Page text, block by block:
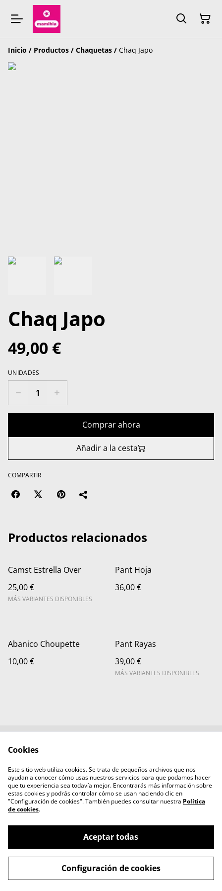
Inicio / Productos / Chaquetas / Chaq Japo
Chaq Japo
49,00 €
UNIDADES
Comprar ahora
Añadir a la cesta
COMPARTIR
Productos relacionados
Camst Estrella Over
25,00 €
MÁS VARIANTES DISPONIBLES
Pant Hoja
36,00 €
Abanico Choupette
10,00 €
Pant Rayas
39,00 €
MÁS VARIANTES DISPONIBLES
Política de Privacidad
Política de cookies
Aviso legal
©2026mamihlatenerife
powered by
Cookies
Este sitio web utiliza cookies. Se trata de pequeños archivos que nos
ayudan a conocer cómo usas nuestros servicios para que podamos hacer
que tu experiencia sea todavía mejor. Encontrarás más información sobre
estas cookies y podrás controlar cómo se usan haciendo clic en
"Configuración de cookies". También puedes consultar nuestra Política
de cookies.
Aceptar todas
Configuración de cookies